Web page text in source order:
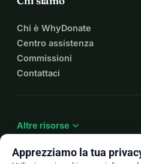
Chi è WhyDonate
Centro assistenza
Commissioni
Contattaci
Altre risorse expand_more
Apprezziamo la tua